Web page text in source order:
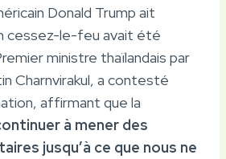
Donald Trump ait
cessez-le-feu avait été
ministre thaïlandais par
Charnvirakul, a contesté
affirmant que la
à mener des
jusqu’à ce que nous ne